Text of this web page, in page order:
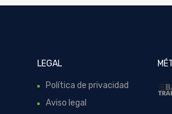
LEGAL
Política de privacidad
Aviso legal